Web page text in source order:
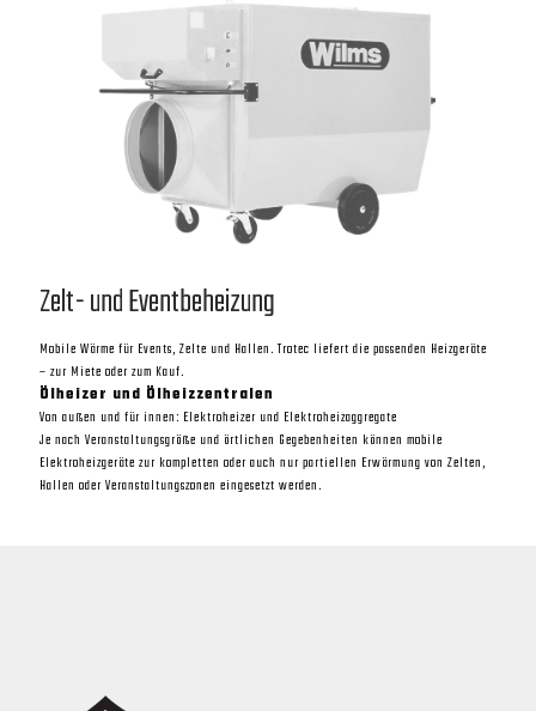
Zelt- und Eventbeheizung
Mobile Wärme für Events, Zelte und Hallen. Trotec liefert die passenden Heizgeräte
– zur Miete oder zum Kauf.
Ölheizer und Ölheizzentralen
Von außen und für innen: Elektroheizer und Elektroheizaggregate
Je nach Veranstaltungsgröße und örtlichen Gegebenheiten können mobile
Elektroheizgeräte zur kompletten oder auch nur partiellen Erwärmung von Zelten,
Hallen oder Veranstaltungszonen eingesetzt werden.
Zelt- und Eventbeheizung
Mobile Wärme für Events, Zelte und Hallen. Trotec liefert die passenden Heizgeräte
– zur Miete oder zum Kauf.
Ölheizer und Ölheizzentralen
Von außen und für innen: Elektroheizer und Elektroheizaggregate
Je nach Veranstaltungsgröße und örtlichen Gegebenheiten können mobile
Elektroheizgeräte zur kompletten oder auch nur partiellen Erwärmung von Zelten,
Hallen oder Veranstaltungszonen eingesetzt werden.